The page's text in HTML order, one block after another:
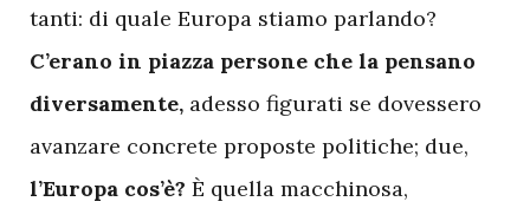
tanti: di quale Europa stiamo parlando?
C’erano in piazza persone che la pensano
diversamente, adesso figurati se dovessero
avanzare concrete proposte politiche; due,
l’Europa cos’è? È quella macchinosa,